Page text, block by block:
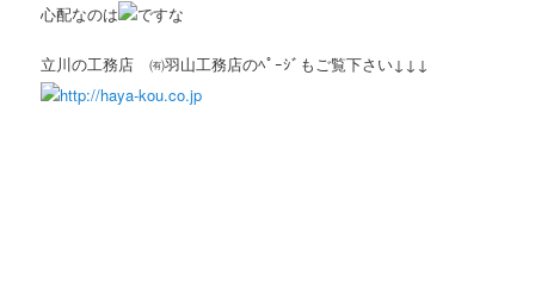
心配なのは ですな
立川の工務店 ㈲羽山工務店のﾍﾟｰｼﾞもご覧下さい↓↓↓
http://haya-kou.co.jp